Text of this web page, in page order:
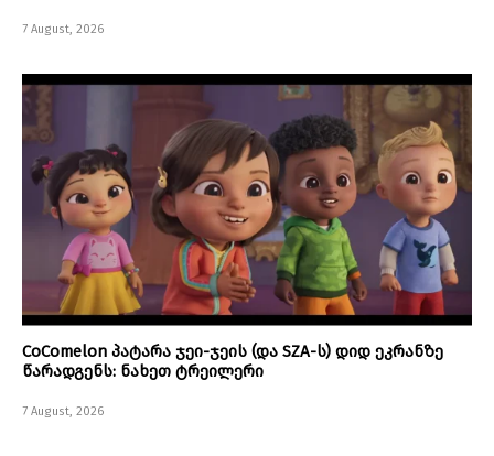
7 August, 2026
CoComelon პატარა ჯეი-ჯეის (და SZA-ს) დიდ ეკრანზე
წარადგენს: ნახეთ ტრეილერი
7 August, 2026